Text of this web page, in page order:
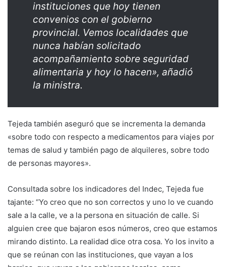
instituciones que hoy tienen
convenios con el gobierno
provincial. Vemos localidades que
nunca habían solicitado
acompañamiento sobre seguridad
alimentaria y hoy lo hacen», añadió
la ministra.
Tejeda también aseguró que se incrementa la demanda
«sobre todo con respecto a medicamentos para viajes por
temas de salud y también pago de alquileres, sobre todo
de personas mayores».
Consultada sobre los indicadores del Indec, Tejeda fue
tajante: “Yo creo que no son correctos y uno lo ve cuando
sale a la calle, ve a la persona en situación de calle. Si
alguien cree que bajaron esos números, creo que estamos
mirando distinto. La realidad dice otra cosa. Yo los invito a
que se reúnan con las instituciones, que vayan a los